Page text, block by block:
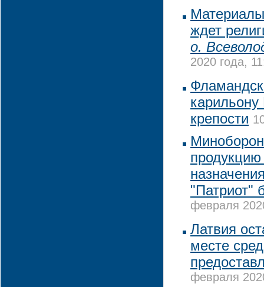
ждет
о.
2020 года,
карильону
крепости
продукцию
"Патриот"
февраля
Латвия
месте
февраля